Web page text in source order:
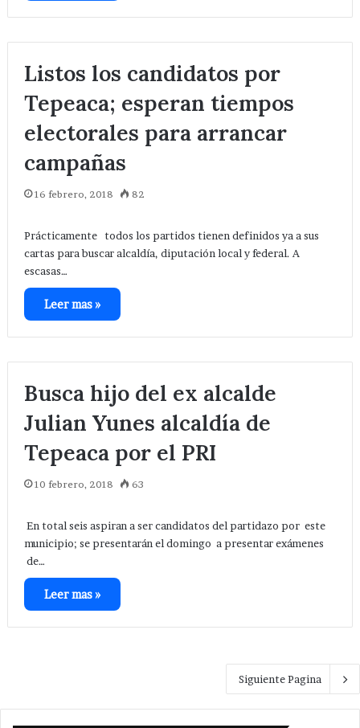
Listos los candidatos por
Tepeaca; esperan tiempos
electorales para arrancar
campañas
16 febrero, 2018 82
Prácticamente todos los partidos tienen definidos ya a sus
cartas para buscar alcaldía, diputación local y federal. A
escasas…
Leer mas »
Busca hijo del ex alcalde
Julian Yunes alcaldía de
Tepeaca por el PRI
10 febrero, 2018 63
En total seis aspiran a ser candidatos del partidazo por este
municipio; se presentarán el domingo a presentar exámenes
de…
Leer mas »
Siguiente Pagina